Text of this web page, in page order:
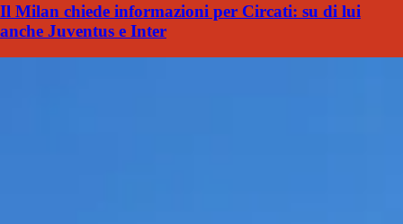
Il Milan chiede informazioni per Circati: su di lui
anche Juventus e Inter